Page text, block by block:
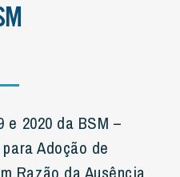
e 2020 da BSM –
Adoção de
Razão da Ausência